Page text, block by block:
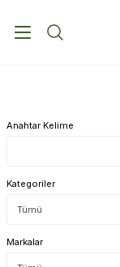
Anahtar Kelime
Kategoriler
Markalar